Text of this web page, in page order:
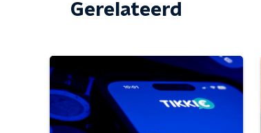
Gerelateerd